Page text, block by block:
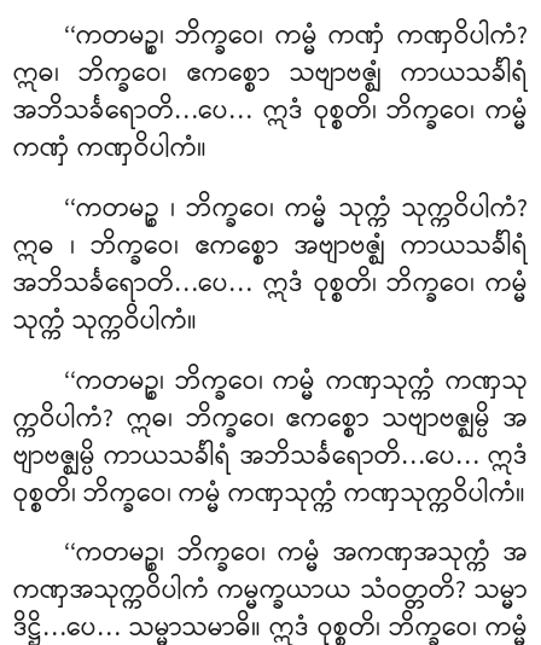
‘‘ကတမဉ္စ၊ ဘိက္ခဝေ၊ ကမ္မံ ကဏှံ ကဏှဝိပါကံ?
ဣဓ၊ ဘိက္ခဝေ၊ ဧကစ္စော သဗျာဗဇ္ဈံ ကာယသင်္ခါရံ
အဘိသင်္ခရောတိ…ပေ… ဣဒံ ဝုစ္စတိ၊ ဘိက္ခဝေ၊ ကမ္မံ
ကဏှံ ကဏှဝိပါကံ။
‘‘ကတမဉ္စ ၊ ဘိက္ခဝေ၊ ကမ္မံ သုက္ကံ သုက္ကဝိပါကံ?
ဣဓ ၊ ဘိက္ခဝေ၊ ဧကစ္စော အဗျာဗဇ္ဈံ ကာယသင်္ခါရံ
အဘိသင်္ခရောတိ…ပေ… ဣဒံ ဝုစ္စတိ၊ ဘိက္ခဝေ၊ ကမ္မံ
သုက္ကံ သုက္ကဝိပါကံ။
‘‘ကတမဉ္စ၊ ဘိက္ခဝေ၊ ကမ္မံ ကဏှသုက္ကံ ကဏှသု
က္ကဝိပါကံ? ဣဓ၊ ဘိက္ခဝေ၊ ဧကစ္စော သဗျာဗဇ္ဈမ္ပိ အ
ဗျာဗဇ္ဈမ္ပိ ကာယသင်္ခါရံ အဘိသင်္ခရောတိ…ပေ… ဣဒံ
ဝုစ္စတိ၊ ဘိက္ခဝေ၊ ကမ္မံ ကဏှသုက္ကံ ကဏှသုက္ကဝိပါကံ။
‘‘ကတမဉ္စ၊ ဘိက္ခဝေ၊ ကမ္မံ အကဏှအသုက္ကံ အ
ကဏှအသုက္ကဝိပါကံ ကမ္မက္ခယာယ သံဝတ္တတိ? သမ္မာ
ဒိဋ္ဌိ…ပေ… သမ္မာသမာဓိ။ ဣဒံ ဝုစ္စတိ၊ ဘိက္ခဝေ၊ ကမ္မံ